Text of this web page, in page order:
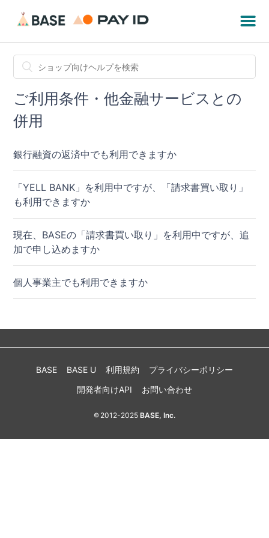
ご利用条件・他金融サービスとの
併用
銀行融資の返済中でも利用できますか
「YELL BANK」を利用中ですが、「請求書買い取り」
も利用できますか
現在、BASEの「請求書買い取り」を利用中ですが、追
加で申し込めますか
個人事業主でも利用できますか
BASE BASE U 利用規約
プライバシーポリシー
開発者向けAPI
お問い合わせ
© 2012-2025BASE, Inc.